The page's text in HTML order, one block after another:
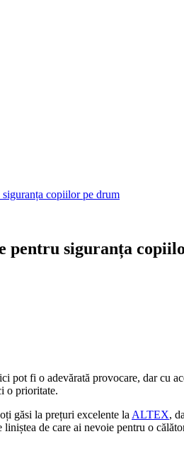
copiilor pe drum
pentru siguranța
pot fi o adevărată provocare, dar cu
o prioritate.
găsi la prețuri excelente la ALTEX,
de care ai nevoie pentru o